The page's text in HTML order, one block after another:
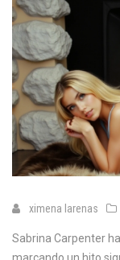
ximena larenas
Sabrina Carpenter